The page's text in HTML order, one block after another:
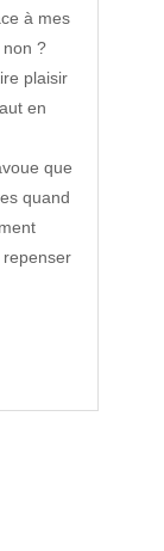
à mes
non ?
plaisir
en
que
quand
repenser